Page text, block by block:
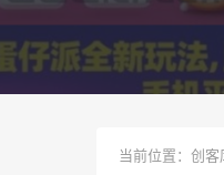
当前位置： 创客